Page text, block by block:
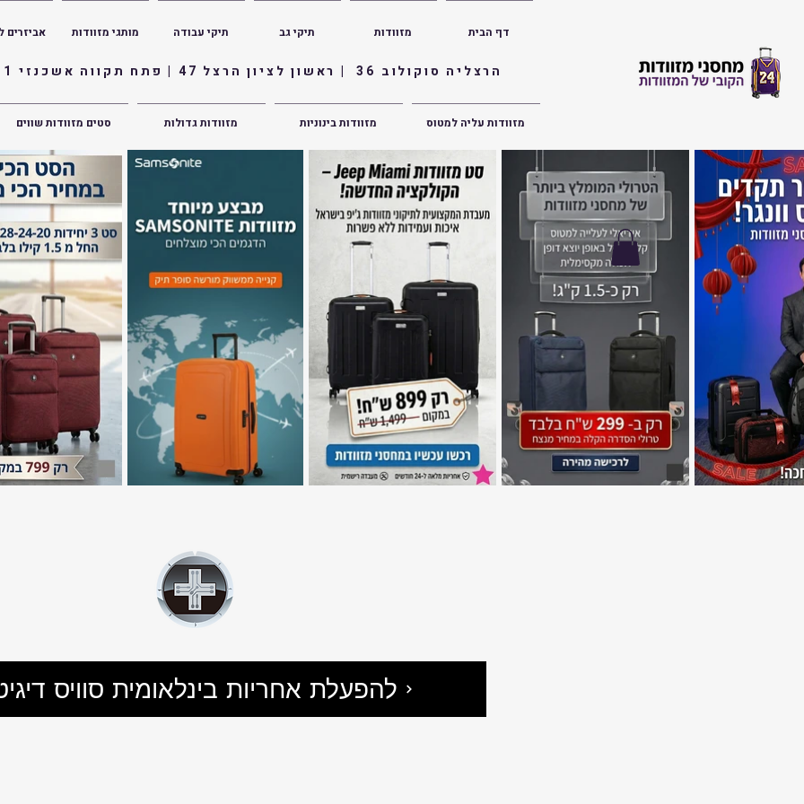
הרצליה סוקולוב 36 | ראשון לציון הרצל 47 | פתח תקווה אשכנזי 1
אביזרים מותגי מזוודות תיקי עבודה תיקי גב מזוודות דף הבית
סטים מזוודות שווים מזוודות גדולות מזוודות בינוניות מזוודות עליה למטוס
להפעלת אחריות בינלאומית סוויס